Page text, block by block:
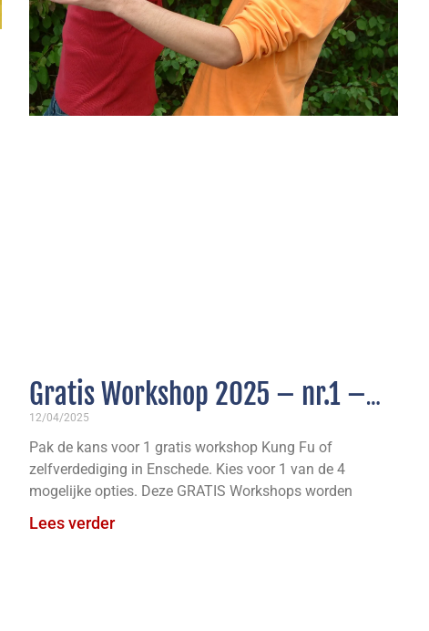
Gratis Workshop 2025 – nr.1 –
WomanPower, Zelfverdediging
voor Vrouwen
12/04/2025
Pak de kans voor 1 gratis workshop Kung Fu of
zelfverdediging in Enschede. Kies voor 1 van de 4
mogelijke opties. Deze GRATIS Workshops worden
Lees verder